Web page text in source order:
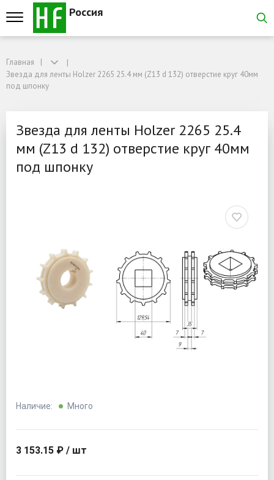
Россия
Звезда для ленты Holzer 2265 25.4 мм (Z13 d 132) отверстие круг 40мм под
Звезда для ленты
Главная
Звезда для ленты Holzer 2265 25.4 мм (Z13 d 132) отверстие круг 40мм
под шпонку
Звезда для ленты Holzer 2265 25.4
мм (Z13 d 132) отверстие круг 40мм
под шпонку
Наличие: Много
3 153.15 ₽ / шт